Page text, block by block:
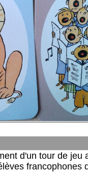
d'un tour de
francophones